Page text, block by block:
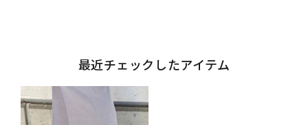
最近チェックしたアイテム